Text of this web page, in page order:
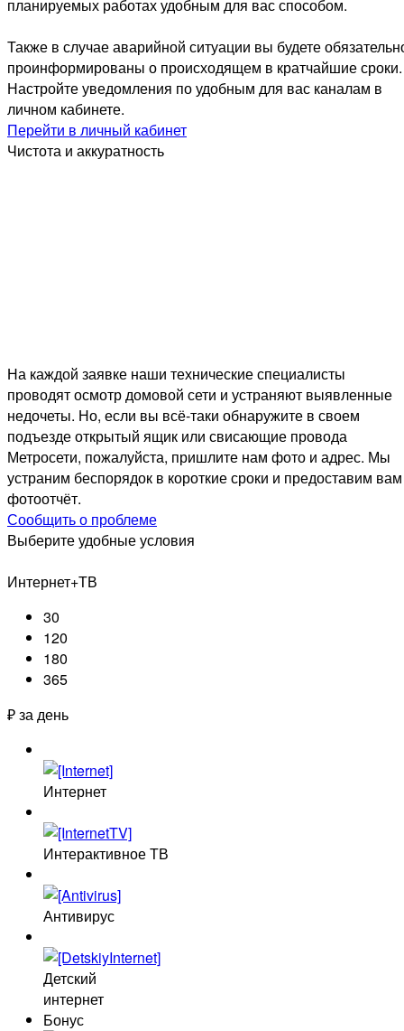
планируемых работах удобным для вас способом.
Также в случае аварийной ситуации вы будете
проинформированы о происходящем в кратчайшие сроки.
Настройте уведомления по удобным для вас каналам в
личном кабинете.
Перейти в личный кабинет
Чистота и аккуратность
На каждой заявке наши технические специалисты
проводят осмотр домовой сети и устраняют выявленные
недочеты. Но, если вы всё-таки обнаружите в своем
подъезде открытый ящик или свисающие провода
Метросети, пожалуйста, пришлите нам фото и адрес. Мы
устраним беспорядок в короткие сроки и предоставим вам
фотоотчёт.
Сообщить о проблеме
Выберите удобные условия
Интернет+ТВ
30
120
180
365
₽ за день
Интернет
Интерактивное ТВ
Антивирус
Детский
интернет
Бонус